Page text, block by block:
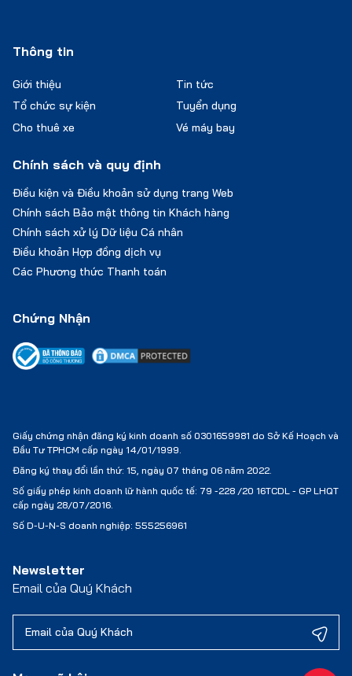
Chứng Nhận
Giấy chứng nhận đăng ký kinh doanh số 0301659981 do Sở Kế Hoạch và
Đầu Tư TPHCM cấp ngày 14/01/1999.
Đăng ký thay đổi lần thứ: 15, ngày 07 tháng 06 năm 2022.
Số giấy phép kinh doanh lữ hành quốc tế: 79 -228 /20 16TCDL - GP LHQT
cấp ngày 28/07/2016.
Số D-U-N-S doanh nghiệp: 555256961
Thông tin
Giới thiệu
Tổ chức sự kiện
Cho thuê xe
Vé máy bay
Tin tức
Tuyển dụng
Chính sách và quy định
Điều kiện và Điều khoản sử dụng trang Web
Chính sách Bảo mật thông tin Khách hàng
Chính sách xử lý Dữ liệu Cá nhân
Điều khoản Hợp đồng dịch vụ
Các Phương thức Thanh toán
Newsletter
Email của Quý Khách